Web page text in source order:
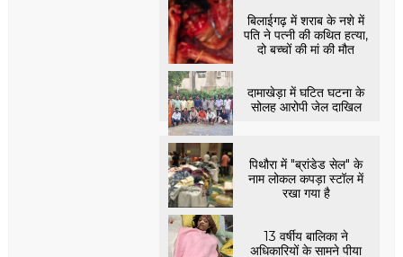
बिलाईगढ़ में शराब के नशे में
पति ने पत्नी की कथित हत्या,
दो बच्चों की मां की मौत
दामाखेड़ा में घटित घटना के
सोलह आरोपी जेल दाखिल
पिथौरा में "ब्रांडेड सेल" के
नाम लोकल कपड़ा स्टॉल में
रखा गया है
13 वर्षीय बालिका ने
अधिकारियों के सामने पीया